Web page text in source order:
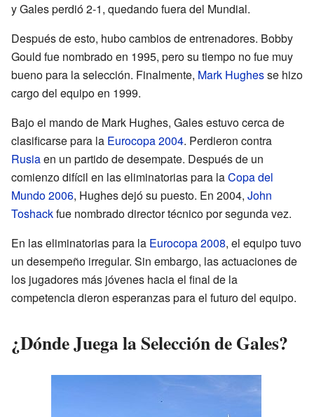
y Gales perdió 2-1, quedando fuera del Mundial.
Después de esto, hubo cambios de entrenadores. Bobby
Gould fue nombrado en 1995, pero su tiempo no fue muy
bueno para la selección. Finalmente, Mark Hughesse hizo
cargo del equipo en 1999.
Bajo el mando de Mark Hughes, Gales estuvo cerca de
clasificarse para la Eurocopa 2004. Perdieron contra
Rusiaen un partido de desempate. Después de un
comienzo difícil en las eliminatorias para laCopa del
Mundo 2006, Hughes dejó su puesto. En 2004, John
Toshackfue nombrado director técnico por segunda vez.
En las eliminatorias para la Eurocopa 2008, el equipo tuvo
un desempeño irregular. Sin embargo, las actuaciones de
los jugadores más jóvenes hacia el final de la
competencia dieron esperanzas para el futuro del equipo.
¿Dónde Juega la Selección de Gales?